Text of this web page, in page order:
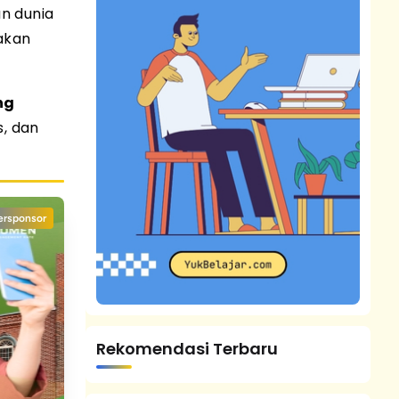
dunia
dan
Rekomendasi Terbaru